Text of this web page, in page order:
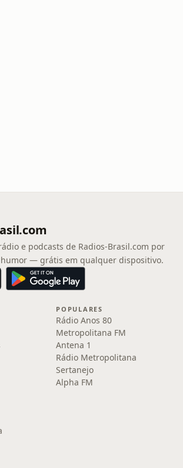
e podcasts de Radios-Brasil.com por
— grátis em qualquer dispositivo.
POPULARES
Rádio Anos 80
Metropolitana FM
Antena 1
Rádio Metropolitana
Sertanejo
Alpha FM